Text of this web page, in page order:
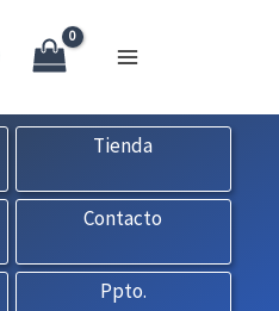
Formulario | Tlf.
Tienda
Contacto
Ppto.